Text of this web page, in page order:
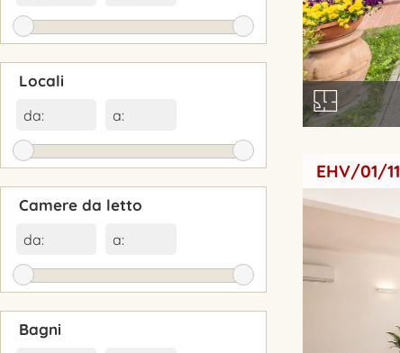
Locali
da: a:
Camere da letto
da: a:
Bagni
EHV/01/11